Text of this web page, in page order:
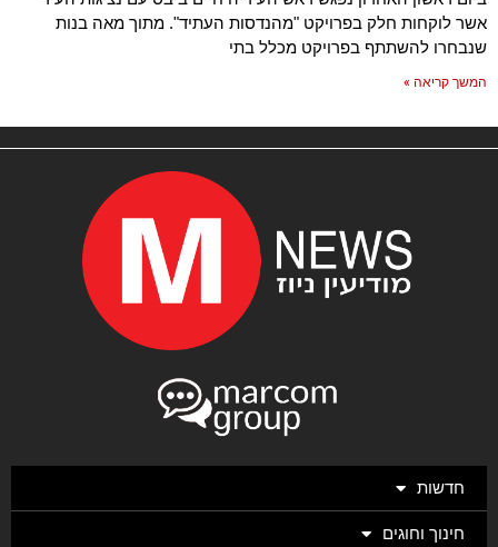
אשר לוקחות חלק בפרויקט "מהנדסות העתיד". מתוך מאה בנות
שנבחרו להשתתף בפרויקט מכלל בתי
המשך קריאה »
חדשות
חינוך וחוגים